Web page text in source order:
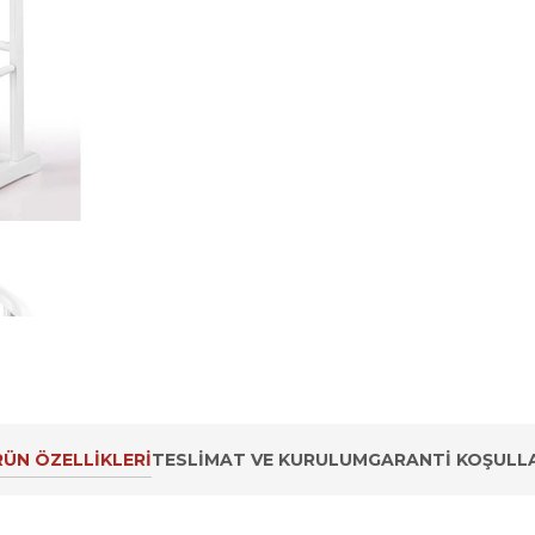
ÖZELLIKLERITESLIMAT VE KURULUMGARANTI